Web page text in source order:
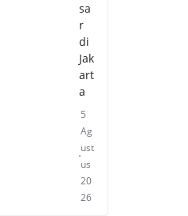
sa
r
di
Jak
art
a
5
Ag
ust
us
20
26